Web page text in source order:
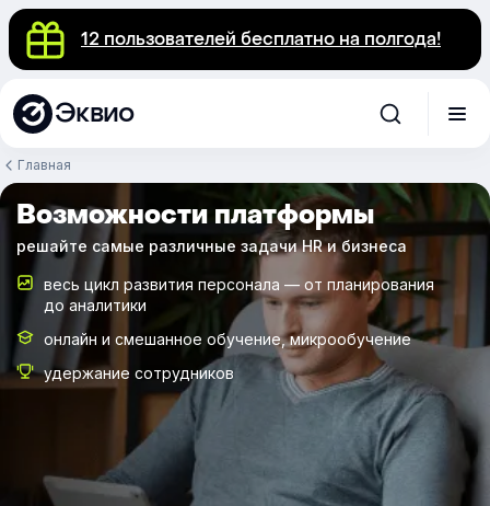
12 пользователей бесплатно на полгода!
Эквио
Главная
Возможности платформы
решайте самые различные задачи HR и бизнеса
весь цикл развития персонала — от планирования
до аналитики
онлайн и смешанное обучение, микрообучение
удержание сотрудников